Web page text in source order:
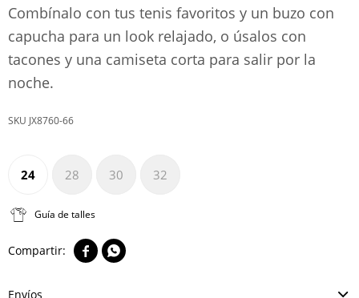
Combínalo con tus tenis favoritos y un buzo con
capucha para un look relajado, o úsalos con
tacones y una camiseta corta para salir por la
noche.
JX8760-66
24 28 30 32
Guía de talles
 
Envíos